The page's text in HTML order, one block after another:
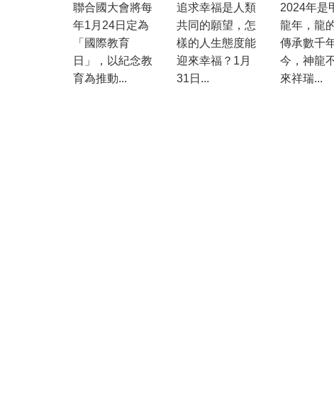
聯合國大會將每
年1月24日定為
「國際教育
日」，以紀念教
育為推動...
追求幸福是人類
共同的願望，怎
樣的人生態度能
迎來幸福？1月
31日...
2024年是
龍年，龍
傳承數千
今，神龍
來祥瑞...